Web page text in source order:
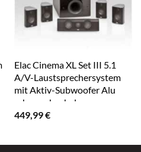
Elac Cinema XL Set III 5.1
A/V-Laustsprechersystem
mit Aktiv-Subwoofer Alu
schwarz hochglanz
449,99€